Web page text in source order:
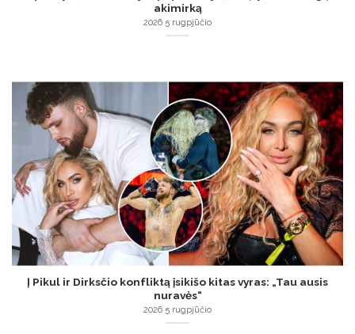
akimirką
2026 5 rugpjūčio
Į Pikul ir Dirksčio konfliktą įsikišo kitas vyras: „Tau ausis
nuravės“
2026 5 rugpjūčio